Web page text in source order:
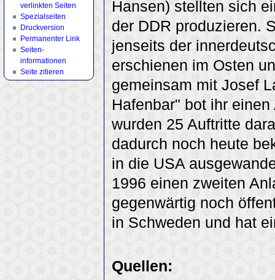
Hansen) stellten sich
der DDR produzieren.
jenseits der
erschienen im Osten
gemeinsam mit Josef
Hafenbar" bot ihr
wurden 25 Auftritte
dadurch noch heute
in die USA
1996 einen zweiten
gegenwärtig noch
in Schweden und hat
Quellen:
verlinkten Seiten
Spezialseiten
Druckversion
Permanenter Link
Seiten­
informationen
Seite zitieren